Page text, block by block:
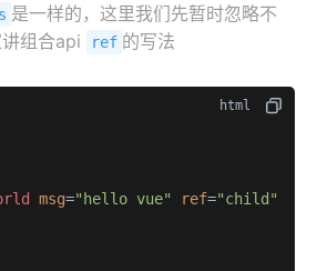
是一样的，这里我们先暂时忽略不
组合api
ref 的写法
msg="hello vue" ref="child"